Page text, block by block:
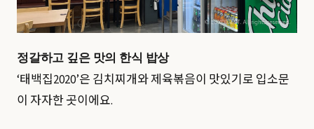
정갈하고 깊은 맛의 한식 밥상
‘태백집2020’은 김치찌개와 제육볶음이 맛있기로 입소문
이 자자한 곳이에요.